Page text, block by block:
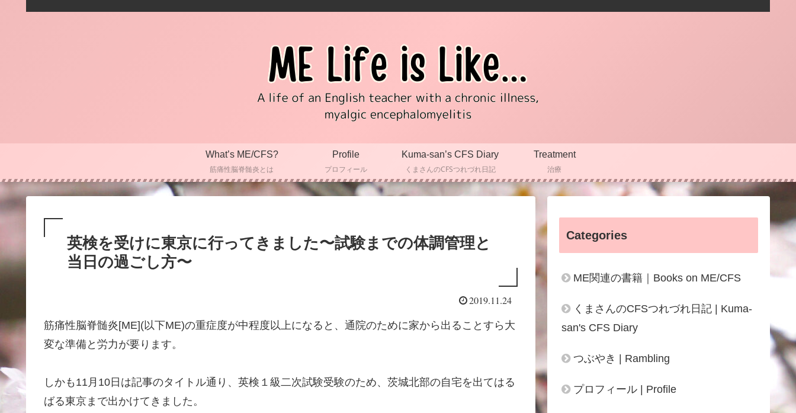
What’s ME/CFS?
筋痛性脳脊髄炎とは
Profile
プロフィール
Kuma-san’s CFS Diary
くまさんのCFSつれづれ日記
Treatment
治療
英検を受けに東京に行ってきました〜試験までの体調管理と
当日の過ごし方〜
2019.11.24
筋痛性脳脊髄炎[ME](以下ME)の重症度が中程度以上になると、通院のために家から出ることすら大
変な準備と労力が要ります。
しかも11月10日は記事のタイトル通り、英検１級二次試験受験のため、茨城北部の自宅を出てはる
ばる東京まで出かけてきました。
Categories
ME関連の書籍｜Books on ME/CFS
くまさんのCFSつれづれ日記 | Kuma-
san's CFS Diary
つぶやき | Rambling
プロフィール | Profile